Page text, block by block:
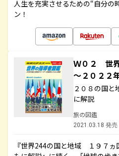
人生を充実させるための“自分の
ン！
Ｗ０２ 世
～２０２２
２０８の国と
に解説
旅の図鑑
2021.03.18 発売
『世界244の国と地域 １９７ヵ